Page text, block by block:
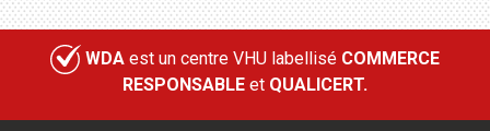
WDA est un centre VHU labellisé COMMERCE
RESPONSABLE et QUALICERT.